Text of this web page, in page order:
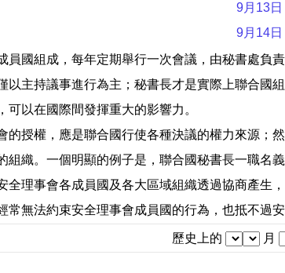
9月13日
9月14日
員國組成，每年定期舉行一次會議，由秘書處負
以主持議事進行為主；秘書長才是實際上聯合國
以在國際間發揮重大的影響力。
的授權，應是聯合國行使各種決議的權力來源；
組織。一個明顯的例子是，聯合國秘書長一職名
全理事會各成員國及各大區域組織透過協商產生
常無法約束安全理事會成員國的行為，也抵不過
歷史上的 月